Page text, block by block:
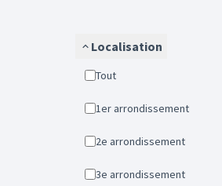
Localisation
Tout
1er arrondissement
2e arrondissement
3e arrondissement